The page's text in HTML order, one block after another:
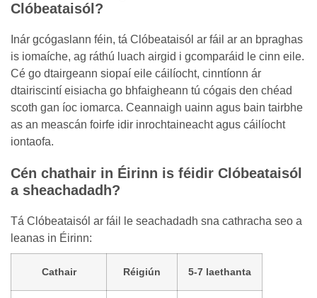
Clóbeataisól?
Inár gcógaslann féin, tá Clóbeataisól ar fáil ar an bpraghas
is iomaíche, ag ráthú luach airgid i gcomparáid le cinn eile.
Cé go dtairgeann siopaí eile cáilíocht, cinntíonn ár
dtairiscintí eisiacha go bhfaigheann tú cógais den chéad
scoth gan íoc iomarca. Ceannaigh uainn agus bain tairbhe
as an meascán foirfe idir inrochtaineacht agus cáilíocht
iontaofa.
Cén chathair in Éirinn is féidir Clóbeataisól
a sheachadadh?
Tá Clóbeataisól ar fáil le seachadadh sna cathracha seo a
leanas in Éirinn:
Cathair Réigiún 5-7 laethanta